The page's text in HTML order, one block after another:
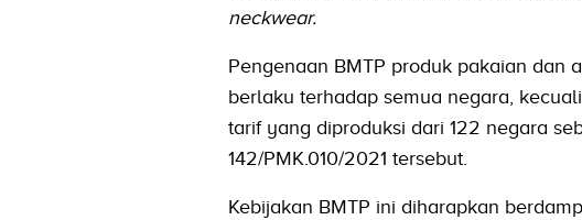
neckwear.
Pengenaan BMTP produk pakaian dan
berlaku terhadap semua negara,
tarif yang diproduksi dari 122 negara
142/PMK.010/2021 tersebut.
Kebijakan BMTP ini diharapkan